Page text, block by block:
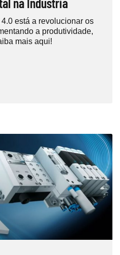
está a revolucionar os
a produtividade,
mais aqui!